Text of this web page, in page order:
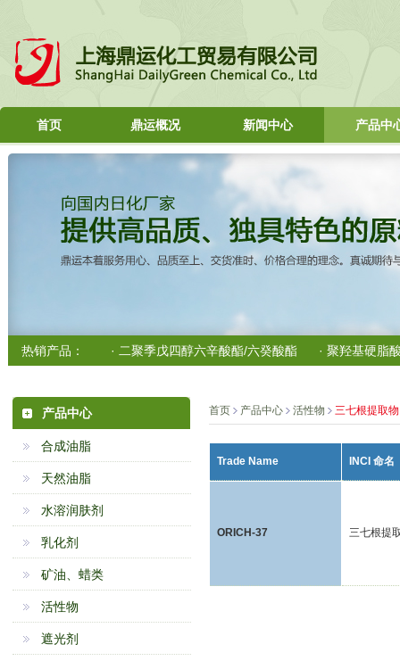
首页 鼎运概况 新闻中心 产品中
热销产品：
酸酯/癸酸酯 · 二聚季戊四醇六辛酸酯/六癸酸酯 · 聚羟基硬脂
产品中心
合成油脂
天然油脂
水溶润肤剂
乳化剂
矿油、蜡类
活性物
遮光剂
首页 产品中心 活性物 三七根提取物
Trade Name INCI 命名
ORICH-37 三七根提